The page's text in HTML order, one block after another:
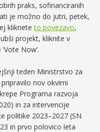
praks, sofinanciranih
je možno do jutri, petek,
klikneteto povezavo,
projekt, kliknite v
Now’.
teden Ministrstvo za
nov okvirni
Programa razvoja
in za intervencije
politike 2023–2027 (SN
in prvo polovico leta